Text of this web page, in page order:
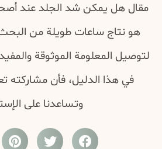
مقال هل يمكن شد الجلد عند
هو نتاج ساعات طويلة من
لتوصيل المعلومة الموثوقة
في هذا الدليل، فأن مشاركته
وتساعدنا على